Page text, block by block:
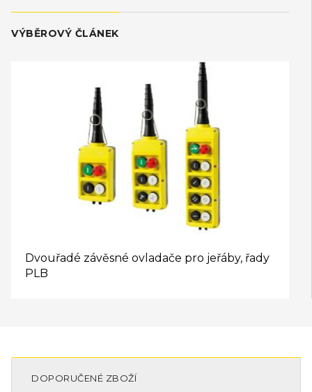
VÝBĚROVÝ ČLÁNEK
Dvouřadé závěsné ovladače pro jeřáby, řady
PLB
DOPORUČENÉ ZBOŽÍ